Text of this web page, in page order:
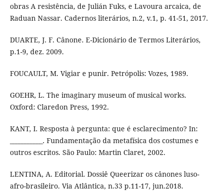
obras A resistência, de Julián Fuks, e Lavoura arcaica, de
Raduan Nassar. Cadernos literários, n.2, v.1, p. 41-51, 2017.
DUARTE, J. F. Cânone. E-Dicionário de Termos Literários,
p.1-9, dez. 2009.
FOUCAULT, M. Vigiar e punir. Petrópolis: Vozes, 1989.
GOEHR, L. The imaginary museum of musical works.
Oxford: Claredon Press, 1992.
KANT, I. Resposta à pergunta: que é esclarecimento? In:
___________. Fundamentação da metafísica dos costumes e
outros escritos. São Paulo: Martin Claret, 2002.
LENTINA, A. Editorial. Dossiê Queerizar os cânones luso-
afro-brasileiro. Via Atlântica, n.33 p.11-17, jun.2018.